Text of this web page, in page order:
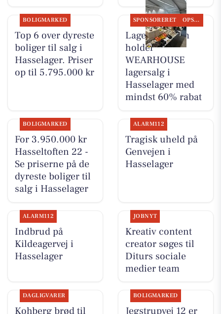
BOLIGMARKED
Top 6 over dyreste
boliger til salg i
Hasselager. Priser
op til 5.795.000 kr
SPONSORERET OPSLAGSTAVLEN
Lagersalg.com
holder
WEARHOUSE
lagersalg i
Hasselager med
mindst 60% rabat
BOLIGMARKED
For 3.950.000 kr
Hasseltoften 22 -
Se priserne på de
dyreste boliger til
salg i Hasselager
ALARM112
Tragisk uheld på
Genvejen i
Hasselager
ALARM112
Indbrud på
Kildeagervej i
Hasselager
JOBNYT
Kreativ content
creator søges til
Diturs sociale
medier team
DAGLIGVARER
Kohberg brød til
BOLIGMARKED
Jegstrupvej 12 er